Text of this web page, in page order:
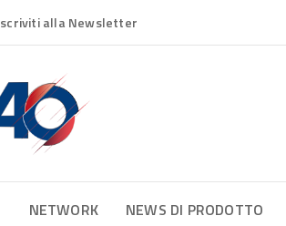
alla Newsletter
NETWORK NEWS DI PRODOTTO